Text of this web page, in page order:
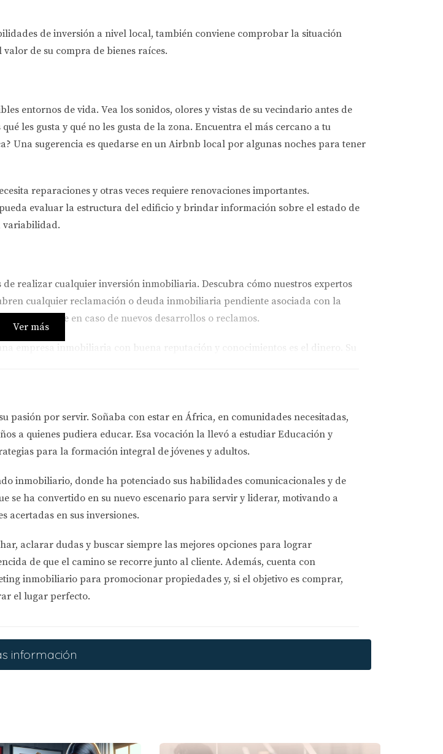
de inversión a nivel local, también conviene comprobar la situación
de su compra de bienes raíces.
entornos de vida. Vea los sonidos, olores y vistas de su vecindario antes de
les gusta y qué no les gusta de la zona. Encuentra el más cercano a tu
Una sugerencia es quedarse en un Airbnb local por algunas noches para tener
reparaciones y otras veces requiere renovaciones importantes.
evaluar la estructura del edificio y brindar información sobre el estado de
variabilidad.
realizar cualquier inversión inmobiliaria. Descubra cómo nuestros expertos
cualquier reclamación o deuda inmobiliaria pendiente asociada con la
su nombre en caso de nuevos desarrollos o reclamos.
empresa inmobiliaria con buena reputación y conocimientos es el dinero. Su
considerar con la ayuda de su corredor o banco.
y estructuras fiscales diferentes a las suyas. Necesitas educarte. Concierte una
certificado para evaluar la estructura potencial de su hogar, incluida una
etc. Afecta el costo y el cronograma de renovaciones del hogar. Le
en un país que tiene normas y estructuras fiscales diferentes a las suyas.
de confianza.
Ver más
pasión por servir. Soñaba con estar en África, en comunidades necesitadas,
a quienes pudiera educar. Esa vocación la llevó a estudiar Educación y
para la formación integral de jóvenes y adultos.
inmobiliario, donde ha potenciado sus habilidades comunicacionales y de
se ha convertido en su nuevo escenario para servir y liderar, motivando a
acertadas en sus inversiones.
aclarar dudas y buscar siempre las mejores opciones para lograr
de que el camino se recorre junto al cliente. Además, cuenta con
inmobiliario para promocionar propiedades y, si el objetivo es comprar,
el lugar perfecto.
información